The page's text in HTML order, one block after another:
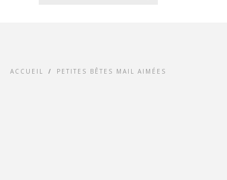
ACCUEIL / PETITES BÊTES MAIL AIMÉES